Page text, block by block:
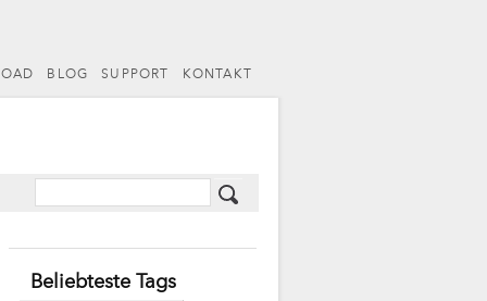
BLOG SUPPORT KONTAKT
Beliebteste Tags